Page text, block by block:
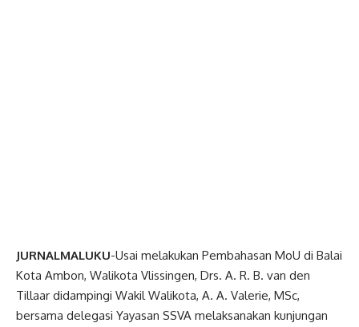
JURNALMALUKU-Usai melakukan Pembahasan MoU di Balai
Kota Ambon, Walikota Vlissingen, Drs. A. R. B. van den
Tillaar didampingi Wakil Walikota, A. A. Valerie, MSc,
bersama delegasi Yayasan SSVA melaksanakan kunjungan